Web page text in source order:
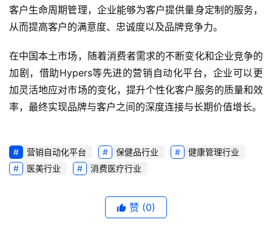
客户生命周期管理，企业能够为客户提供量身定制的服务，
从而提高客户的满意度、忠诚度以及品牌竞争力。
在中国本土市场，随着消费者需求的不断变化和企业竞争的
加剧，借助Hypers等先进的营销自动化平台，企业可以更
加灵活地应对市场的变化，提升个性化客户服务的质量和效
率，最终实现品牌与客户之间的深度连接与长期价值增长。
营销自动化平台 保健品行业
健康管理行业
医美行业
消费医疗行业
赞 (0)